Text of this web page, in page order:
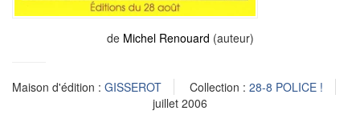
de Michel Renouard (auteur)
Maison d'édition : GISSEROT Collection : 28-8 POLICE !
juillet 2006